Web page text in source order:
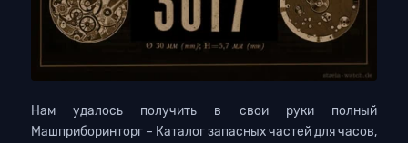
Нам удалось получить в свои руки полный
Машприборинторг – Каталог запасных частей для часов,